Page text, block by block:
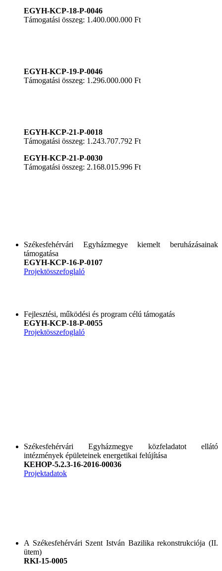
EGYH-KCP-18-P-0046
Támogatási összeg: 1.400.000.000 Ft
EGYH-KCP-19-P-0046
Támogatási összeg: 1.296.000.000 Ft
EGYH-KCP-21-P-0018
Támogatási összeg: 1.243.707.792 Ft
EGYH-KCP-21-P-0030
Támogatási összeg: 2.168.015.996 Ft
Székesfehérvári Egyházmegye kiemelt beruházásainak
támogatása
EGYH-KCP-16-P-0107
Projektösszefoglaló
Fejlesztési, működési és program célú támogatás
EGYH-KCP-18-P-0055
Projektösszefoglaló
Székesfehérvári Egyházmegye közfeladatot ellátó
intézmények épületeinek energetikai felújítása
KEHOP-5.2.3-16-2016-00036
Projektadatok
A Székesfehérvári Szent István Bazilika rekonstrukciója (II.
ütem)
RKI-15-0005